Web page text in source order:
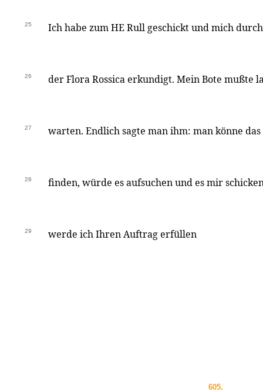
25 Ich habe zum HE Rull geschickt und mich
26 der Flora Rossica erkundigt. Mein Bote mußte
27 warten. Endlich sagte man ihm: man könne
28 finden, würde es aufsuchen und es mir
29 werde ich Ihren Auftrag erfüllen
605.